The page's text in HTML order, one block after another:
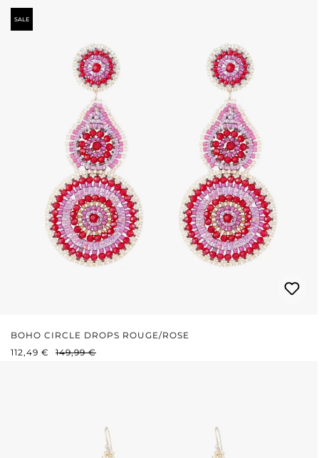
SALE
BOHO CIRCLE DROPS ROUGE/ROSE
PRIX DE VENTE :
112,49 € PRIX RÉGULIER :
149,99 €